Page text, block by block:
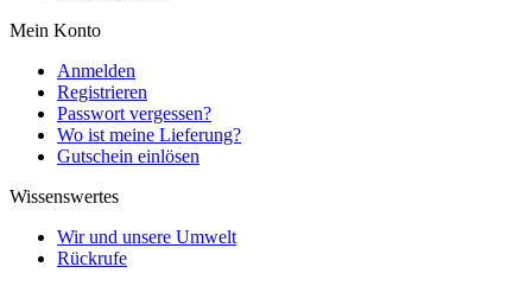
Mein Konto
Anmelden
Registrieren
Passwort vergessen?
Wo ist meine Lieferung?
Gutschein einlösen
Wissenswertes
Wir und unsere Umwelt
Rückrufe